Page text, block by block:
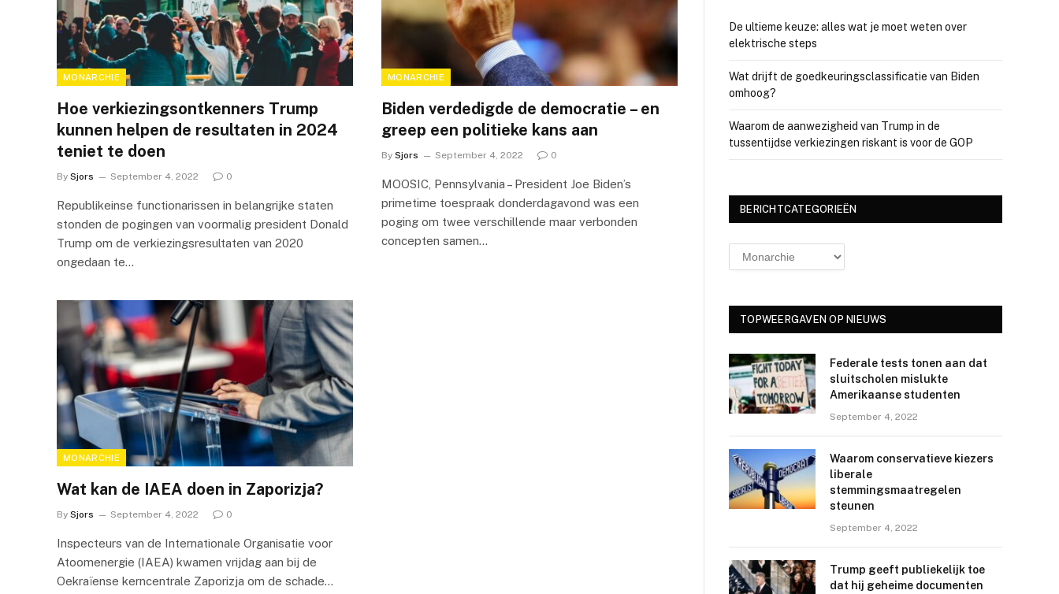
MONARCHIE
Hoe verkiezingsontkenners Trump
kunnen helpen de resultaten in 2024
teniet te doen
By Sjors September 4, 2022 0
Republikeinse functionarissen in belangrijke staten
stonden de pogingen van voormalig president Donald
Trump om de verkiezingsresultaten van 2020
ongedaan te…
MONARCHIE
Biden verdedigde de democratie – en
greep een politieke kans aan
By Sjors September 4, 2022 0
MOOSIC, Pennsylvania – President Joe Biden’s
primetime toespraak donderdagavond was een
poging om twee verschillende maar verbonden
concepten samen…
MONARCHIE
Wat kan de IAEA doen in Zaporizja?
By Sjors September 4, 2022 0
Inspecteurs van de Internationale Organisatie voor
Atoomenergie (IAEA) kwamen vrijdag aan bij de
Oekraïense kerncentrale Zaporizja om de schade…
De ultieme keuze: alles wat je moet weten over
elektrische steps
Wat drijft de goedkeuringsclassificatie van Biden
omhoog?
Waarom de aanwezigheid van Trump in de
tussentijdse verkiezingen riskant is voor de GOP
BERICHTCATEGORIEËN
Berichtcategorieën
TOPWEERGAVEN OP NIEUWS
Federale tests tonen aan dat
sluitscholen mislukte
Amerikaanse studenten
September 4, 2022
Waarom conservatieve kiezers
liberale
stemmingsmaatregelen
steunen
September 4, 2022
Trump geeft publiekelijk toe
dat hij geheime documenten